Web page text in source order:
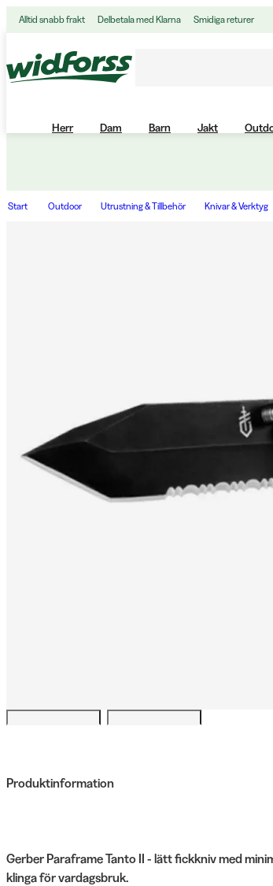
Alltid snabb frakt Delbetala med Klarna Smidiga returer
Herr Dam Barn Jakt
Start Outdoor Utrustning & Tillbehör Knivar & Verktyg
Produktinformation
Gerber Paraframe Tanto II - lätt fickkniv med
klinga för vardagsbruk.